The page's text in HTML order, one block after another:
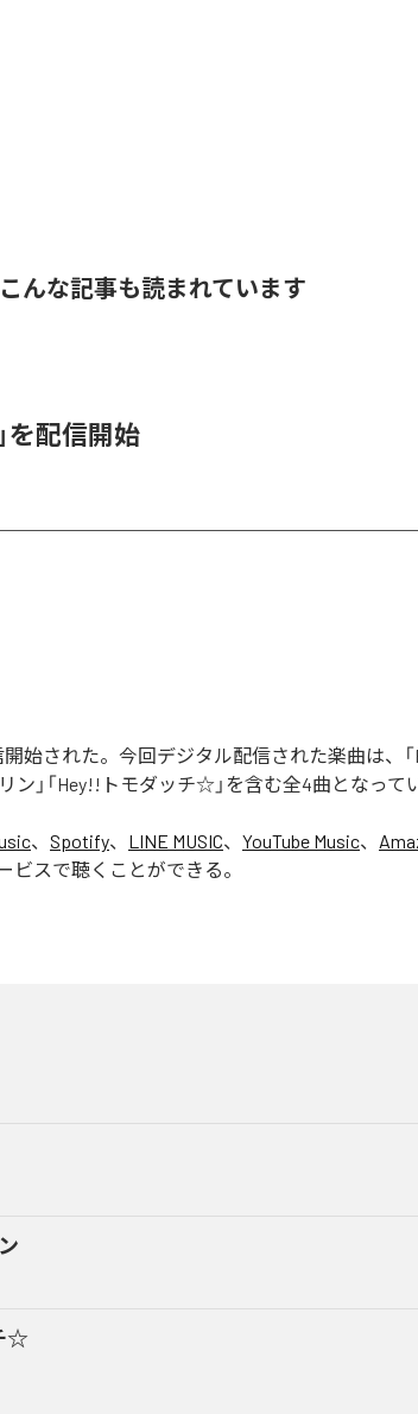
こんな記事も読まれています
を配信開始
始された。今回デジタル配信された楽曲は、「
ン」「Hey!!トモダッチ☆」を含む全4曲となって
、 Spotify、 LINE MUSIC、 YouTube Music、
ビスで聴くことができる。
☆